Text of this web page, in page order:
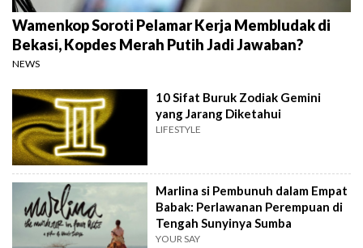
Wamenkop Soroti Pelamar Kerja Membludak di
Bekasi, Kopdes Merah Putih Jadi Jawaban?
NEWS
10 Sifat Buruk Zodiak Gemini
yang Jarang Diketahui
LIFESTYLE
Marlina si Pembunuh dalam Empat
Babak: Perlawanan Perempuan di
Tengah Sunyinya Sumba
YOUR SAY